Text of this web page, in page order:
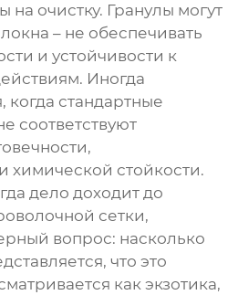
на очистку. Гранулы могут
– не обеспечивать
и устойчивости к
Иногда
когда стандартные
соответствуют
химической стойкости.
дело доходит до
сетки,
вопрос: насколько
что это
как экзотика,